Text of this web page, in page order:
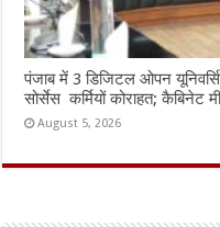
पंजाब में 3 डिजिटल ओपन
सोर्सेस कर्मियों कोराहत;
August 5, 2026